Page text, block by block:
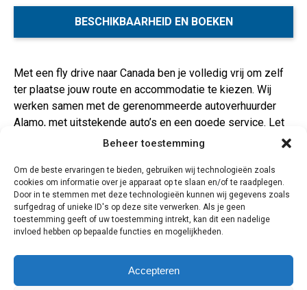
Beheer toestemming
Om de beste ervaringen te bieden, gebruiken wij technologieën zoals
cookies om informatie over je apparaat op te slaan en/of te raadplegen.
Door in te stemmen met deze technologieën kunnen wij gegevens zoals
surfgedrag of unieke ID's op deze site verwerken. Als je geen
toestemming geeft of uw toestemming intrekt, kan dit een nadelige
invloed hebben op bepaalde functies en mogelijkheden.
Accepteren
BESCHIKBAARHEID EN BOEKEN
Met een fly drive naar Canada ben je volledig vrij om zelf
ter plaatse jouw route en accommodatie te kiezen. Wij
werken samen met de gerenommeerde autoverhuurder
Alamo, met uitstekende auto’s en een goede service. Let
op: onze tarieven zijn inclusief alle verzekeringen (geen
benzine!
Vervoer
Je kunt bij deze reis dagelijks vertrekken met Air Canada.
Onze autohuurprijzen zijn inclusief: ongelimiteerde km’s,
volledige verzekering voor schade, diefstal en WA zonder
eigen risico, belastingen, luchthavenafleveringskosten,
extra bestuurders en de eerste tank benzine. Je hoeft ter
plaatse dus geen extra verzekeringen meer af te sluiten!